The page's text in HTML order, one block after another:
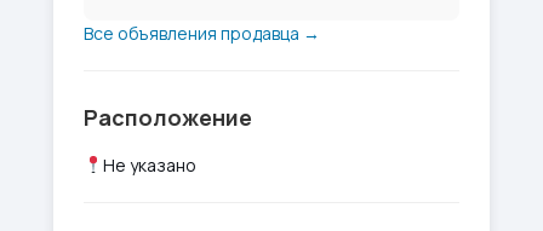
Все объявления продавца →
Расположение
Не указано